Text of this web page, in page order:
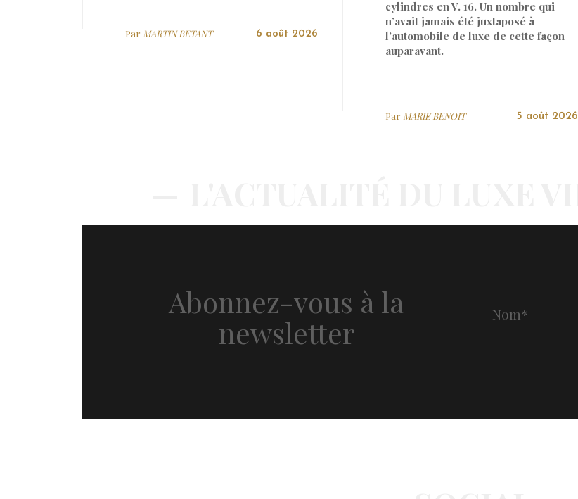
Par MARTIN BETANT 6 août 2026
cylindres en V. 16. Un nombre qui
n’avait jamais été juxtaposé à
l’automobile de luxe de cette façon
auparavant.
Par MARIE BENOIT 5 août 2026
Abonnez-vous à la
newsletter